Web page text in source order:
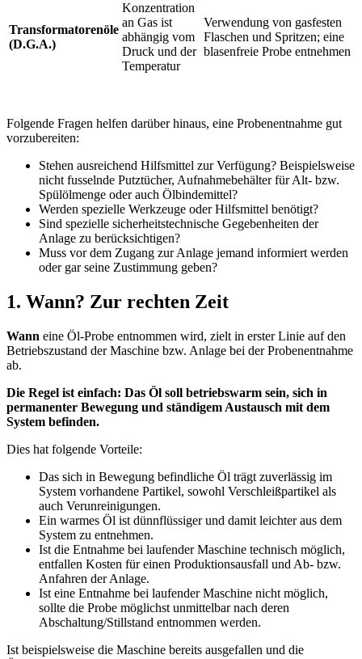
Transformatorenöle
(D.G.A.)
Konzentration
an Gas ist
abhängig vom
Druck und der
Temperatur
Verwendung von gasfesten
Flaschen und Spritzen; eine
blasenfreie Probe entnehmen
Folgende Fragen helfen darüber hinaus, eine Probenentnahme gut
vorzubereiten:
Stehen ausreichend Hilfsmittel zur Verfügung? Beispiels­weise
nicht fusselnde Putztücher, Aufnahmebehälter für Alt- bzw.
Spülölmenge oder auch Ölbindemittel?
Werden spezielle Werkzeuge oder Hilfsmittel benötigt?
Sind spezielle sicherheitstechnische Gegebenheiten der
Anlage zu berücksichtigen?
Muss vor dem Zugang zur Anlage jemand informiert werden
oder gar seine Zustimmung geben?
1. Wann? Zur rechten Zeit
Wann eine Öl-Probe entnommen wird, zielt in erster Linie auf den
Betriebszustand der Maschine bzw. Anlage bei der Probenentnahme
ab.
Die Regel ist einfach: Das Öl soll betriebswarm sein, sich in
permanenter Bewegung und ständigem Austausch mit dem
System befinden.
Dies hat folgende Vorteile:
Das sich in Bewegung befindliche Öl trägt zuverlässig im
System vorhandene Partikel, sowohl Verschleißpartikel als
auch Verunreinigungen.
Ein warmes Öl ist dünnflüssiger und damit leichter aus dem
System zu entnehmen.
Ist die Entnahme bei laufender Maschine technisch möglich,
entfallen Kosten für einen Produktionsausfall und Ab- bzw.
Anfahren der Anlage.
Ist eine Entnahme bei laufender Maschine nicht möglich,
sollte die Probe möglichst unmittelbar nach deren
Abschaltung/Stillstand entnommen werden.
Ist beispielsweise die Maschine bereits ausgefallen und die